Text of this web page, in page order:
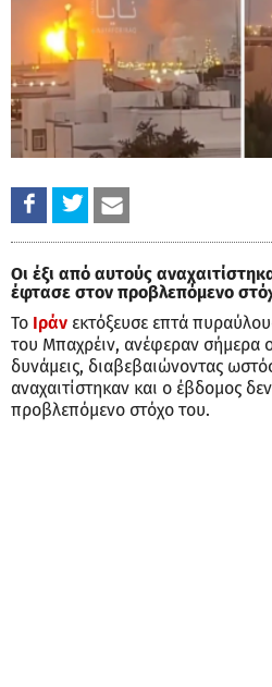
Οι έξι από αυτούς
έφτασε στον προβλεπόμενο
Το Ιράν εκτόξευσε επτά
του Μπαχρέιν, ανέφεραν σήμερα
δυνάμεις, διαβεβαιώνοντας
αναχαιτίστηκαν και ο έβδομος
προβλεπόμενο στόχο του.